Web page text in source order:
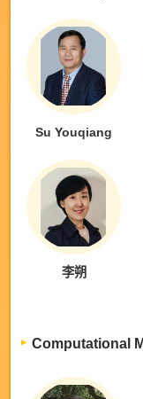
Su Youqiang
李朔
Computational